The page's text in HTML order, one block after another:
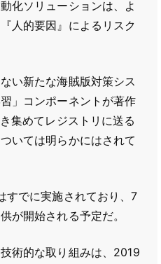
化ソリューションは、よ
人的要因』によるリスク
い新たな海賊版対策シス
」コンポーネントが著作
集めてレジストリに送る
いては明らかにはされて
すでに実施されており、7
が開始される予定だ。
術的な取り組みは、2019